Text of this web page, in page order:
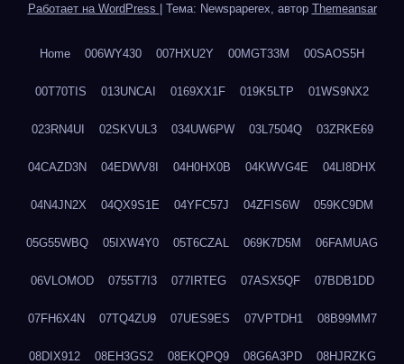
Работает на WordPress Тема: Newspaperex, автор Themeansar
Home 006WY430 007HXU2Y 00MGT33M 00SAOS5H
00T70TIS 013UNCAI 0169XX1F 019K5LTP 01WS9NX2
023RN4UI 02SKVUL3 034UW6PW 03L7504Q 03ZRKE69
04CAZD3N 04EDWV8I 04H0HX0B 04KWVG4E 04LI8DHX
04N4JN2X 04QX9S1E 04YFC57J 04ZFIS6W 059KC9DM
05G55WBQ 05IXW4Y0 05T6CZAL 069K7D5M 06FAMUAG
06VLOMOD 0755T7I3 077IRTEG 07ASX5QF 07BDB1DD
07FH6X4N 07TQ4ZU9 07UES9ES 07VPTDH1 08B99MM7
08DIX912 08EH3GS2 08EKQPQ9 08G6A3PD 08HJRZKG